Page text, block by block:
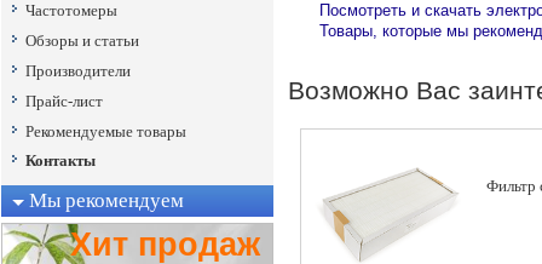
Частотомеры
Обзоры и статьи
Производители
Прайс-лист
Рекомендуемые товары
Контакты
Мы рекомендуем
Хит продаж
Посмотреть и скачать
Товары, которые мы
Возможно Вас
Фильтр